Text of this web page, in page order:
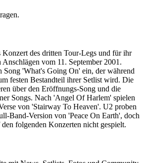
Konzert des dritten Tour-Legs und für ihr
Anschlägen vom 11. September 2001.
Song 'What's Going On' ein, der während
festen Bestandteil ihrer Setlist wird. Die
über den Eröffnungs-Song und die
Songs. Nach 'Angel Of Harlem' spielen
von 'Stairway To Heaven'. U2 proben
Band-Version von 'Peace On Earth', doch
folgenden Konzerten nicht gespielt.